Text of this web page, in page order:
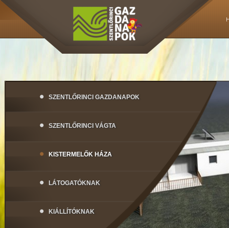
SZENTLŐRINCI GAZDANAPOK
SZENTLŐRINCI VÁGTA
KISTERMELŐK HÁZA
LÁTOGATÓKNAK
KIÁLLÍTÓKNAK